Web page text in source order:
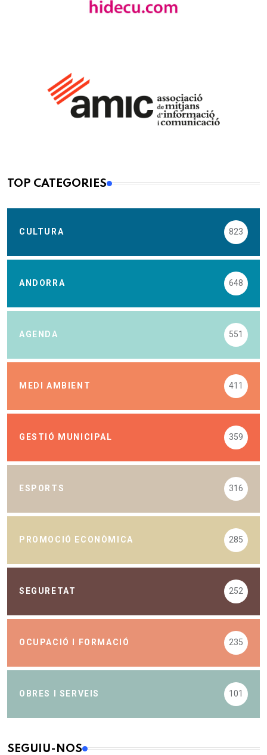
TOP CATEGORIES
CULTURA 823
ANDORRA 648
AGENDA 551
MEDI AMBIENT 411
GESTIÓ MUNICIPAL 359
ESPORTS 316
PROMOCIÓ ECONÒMICA 285
SEGURETAT 252
OCUPACIÓ I FORMACIÓ 235
OBRES I SERVEIS 101
SEGUIU-NOS